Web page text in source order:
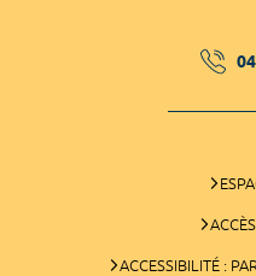
ACCESSIBILITÉ :